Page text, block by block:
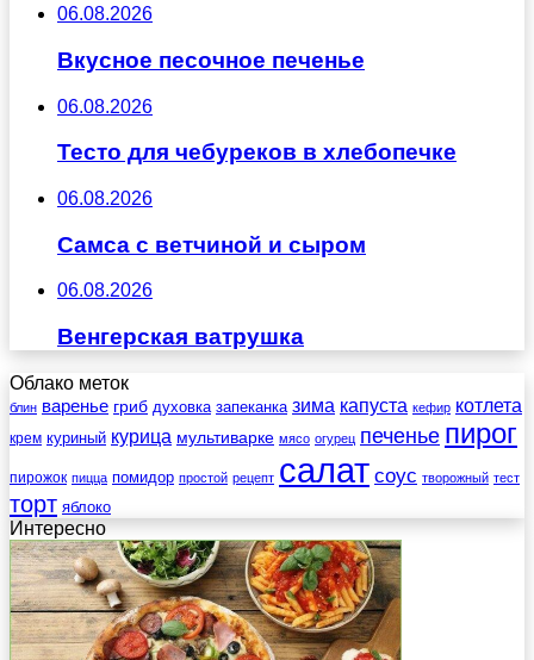
06.08.2026
Вкусное песочное печенье
06.08.2026
Тесто для чебуреков в хлебопечке
06.08.2026
Самса с ветчиной и сыром
06.08.2026
Венгерская ватрушка
Облако меток
блин варенье гриб духовка запеканка зима капуста кефир котлета
крем куриный курица мультиварке мясо огурец печенье пирог
пирожок пицца помидор простой рецепт салат соус творожный тест
торт яблоко
Интересно